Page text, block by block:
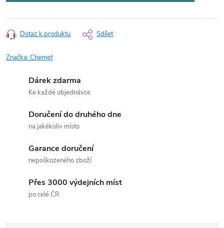
Dotaz k produktu Sdílet
Značka:Chemet
Dárek zdarma
Ke každé objednávce
Doručení do druhého dne
na jakékoliv místo
Garance doručení
nepoškozeného zboží
Přes 3000 výdejních míst
po celé ČR